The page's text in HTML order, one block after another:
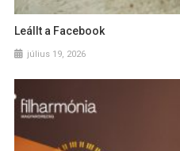
Leállt a Facebook
július 19, 2026